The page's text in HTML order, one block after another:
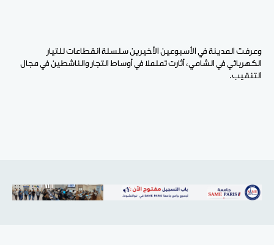
وعرفت المدينة في الأسبوعين الأخيرين سلسلة انقطاعات للتيار
الكهربائي في الشامي، أثارت تململا في أوساط التجار والناشطين في مجال
التنقيب.